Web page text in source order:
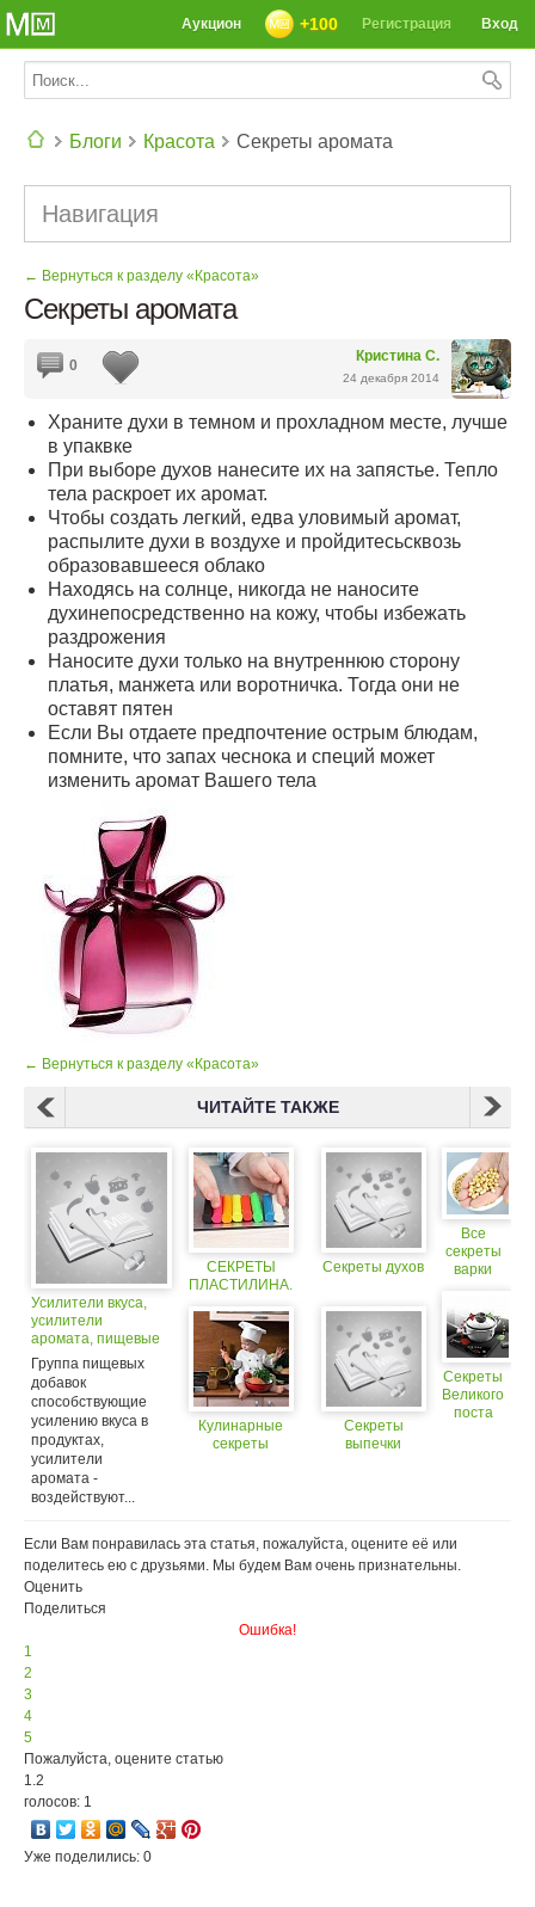
СЕГОДНЯ: 39142 РЕЦЕПТА
Вход
Регистрация
+100
Аукцион
Блоги Красота Секреты аромата
Навигация
← Вернуться к разделу «Красота»
Секреты аромата
Кристина С.
24 декабря 2014
0
Храните духи в темном и прохладном месте, лучше
в упаквке
При выборе духов нанесите их на запястье. Тепло
тела раскроет их аромат.
Чтобы создать легкий, едва уловимый аромат,
распылите духи в воздухе и пройдитесьсквозь
образовавшееся облако
Находясь на солнце, никогда не наносите
духинепосредственно на кожу, чтобы избежать
раздрожения
Наносите духи только на внутреннюю сторону
платья, манжета или воротничка. Тогда они не
оставят пятен
Если Вы отдаете предпочтение острым блюдам,
помните, что запах чеснока и специй может
изменить аромат Вашего тела
← Вернуться к разделу «Красота»
ЧИТАЙТЕ ТАКЖЕ
Усилители вкуса,
усилители
аромата, пищевые
ароматизаторы,
индексы Е600 -
Е699
Группа пищевых
добавок
способствующие
усилению вкуса в
продуктах,
усилители
аромата -
воздействуют...
СЕКРЕТЫ
ПЛАСТИЛИНА.
Кулинарные
секреты
Секреты духов
Секреты
выпечки
Все
секреты
варки
Секреты
Великого
поста
Если Вам понравилась эта статья, пожалуйста, оцените её или
поделитесь ею с друзьями. Мы будем Вам очень признательны.
Оценить
Поделиться
Ошибка!
1
2
3
4
5
Пожалуйста, оцените статью
1.2
голосов: 1
Уже поделились: 0